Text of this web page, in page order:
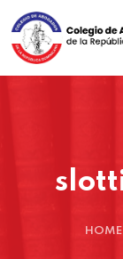
HOME